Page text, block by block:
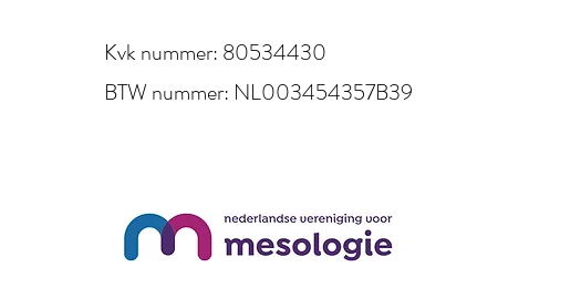
Kvk nummer: 80534430
BTW nummer: NL003454357B39